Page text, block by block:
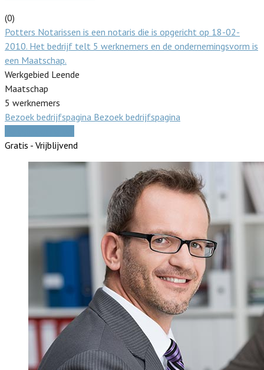
(0)
Potters Notarissen is een notaris die is opgericht op 18-02-
2010. Het bedrijf telt 5 werknemers en de ondernemingsvorm is
een Maatschap.
Werkgebied Leende
Maatschap
5 werknemers
Bezoek bedrijfspagina Bezoek bedrijfspagina
Gratis - Vrijblijvend